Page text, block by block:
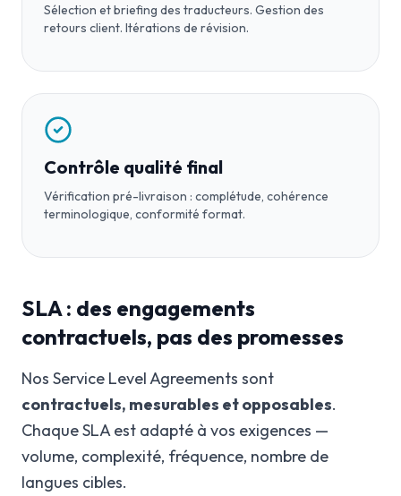
Sélection et briefing des traducteurs. Gestion des
retours client. Itérations de révision.
Contrôle qualité final
Vérification pré-livraison : complétude, cohérence
terminologique, conformité format.
SLA : des engagements
contractuels, pas des promesses
Nos Service Level Agreements sont
contractuels, mesurables et opposables.
Chaque SLA est adapté à vos exigences —
volume, complexité, fréquence, nombre de
langues cibles.